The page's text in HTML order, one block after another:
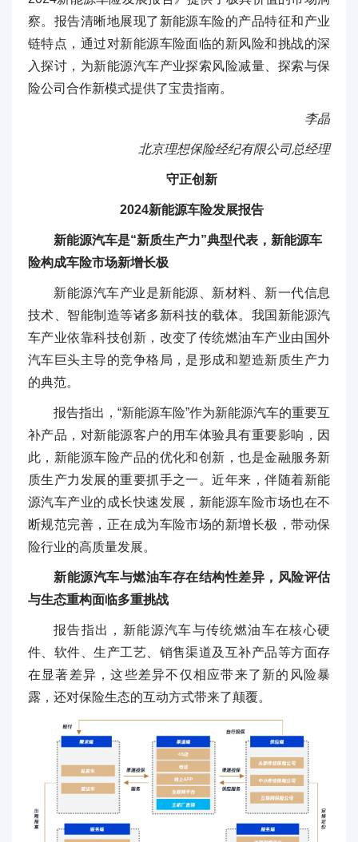
察。报告清晰地展现了新能源车险的产品特征和产业
链特点，通过对新能源车险面临的新风险和挑战的深
入探讨，为新能源汽车产业探索风险减量、探索与保
险公司合作新模式提供了宝贵指南。
李晶
北京理想保险经纪有限公司总经理
守正创新
2024新能源车险发展报告
新能源汽车是“新质生产力”典型代表，新能源车
险构成车险市场新增长极
新能源汽车产业是新能源、新材料、新一代信息
技术、智能制造等诸多新科技的载体。我国新能源汽
车产业依靠科技创新，改变了传统燃油车产业由国外
汽车巨头主导的竞争格局，是形成和塑造新质生产力
的典范。
报告指出，“新能源车险”作为新能源汽车的重要互
补产品，对新能源客户的用车体验具有重要影响，因
此，新能源车险产品的优化和创新，也是金融服务新
质生产力发展的重要抓手之一。近年来，伴随着新能
源汽车产业的成长快速发展，新能源车险市场也在不
断规范完善，正在成为车险市场的新增长极，带动保
险行业的高质量发展。
新能源汽车与燃油车存在结构性差异，风险评估
与生态重构面临多重挑战
报告指出，新能源汽车与传统燃油车在核心硬
件、软件、生产工艺、销售渠道及互补产品等方面存
在显著差异，这些差异不仅相应带来了新的风险暴
露，还对保险生态的互动方式带来了颠覆。